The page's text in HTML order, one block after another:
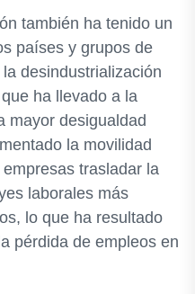
también ha tenido un
países y grupos de
desindustrialización
ha llevado a la
mayor desigualdad
la movilidad
trasladar la
laborales más
lo que ha resultado
pérdida de empleos en